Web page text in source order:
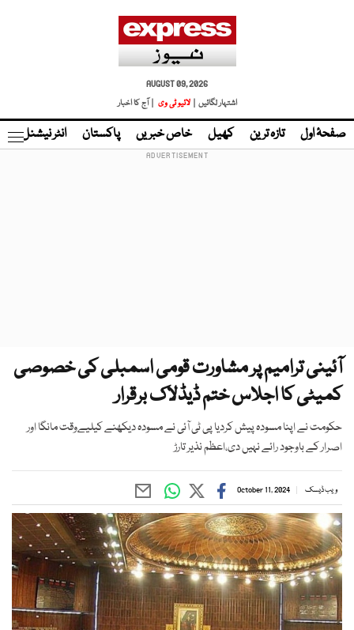
AUGUST 09, 2026
اشتہار لگائیں |
لائیو ٹی وی | آج کا اخبار
صفحۂ اول تازہ ترین کھیل خاص خبریں پاکستان انٹر نیشنل
آئینی ترامیم پر مشاورت قومی اسمبلی کی خصوصی
کمیٹی کا اجلاس ختم ڈیڈلاک برقرار
حکومت نے اپنا مسودہ پیش کردیا پی ٹی آئی نے مسودہ دیکھنے کیلیےوقت مانگا اور
اصرار کے باوجود رائے نہیں دی،اعظم نذیر تارڑ
ویب ڈیسک October 11, 2024